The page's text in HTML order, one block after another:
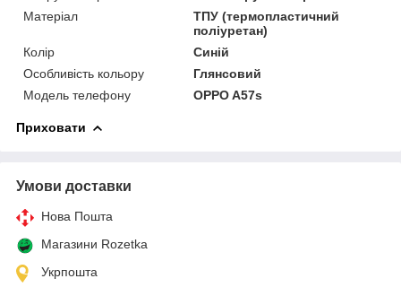
Матеріал
ТПУ (термопластичний
поліуретан)
Колір
Синій
Особливість кольору
Глянсовий
Модель телефону
OPPO A57s
Приховати
Умови доставки
Нова Пошта
Магазини Rozetka
Укрпошта